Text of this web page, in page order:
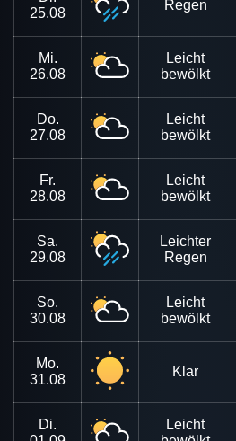
25.08
Regen
Mi.
26.08
Leicht
bewölkt
Do.
27.08
Leicht
bewölkt
Fr.
28.08
Leicht
bewölkt
Sa.
29.08
Leichter
Regen
So.
30.08
Leicht
bewölkt
Mo.
31.08
Klar
Di.
Leicht